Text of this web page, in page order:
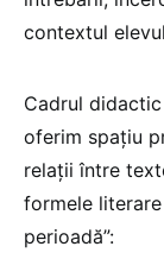
contextul
Cadrul
oferim spațiu
relații între
formele
perioadă”: